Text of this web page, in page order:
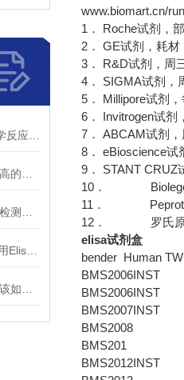
www.biomart.cn/
1． Roche试剂，
2． GE试剂，耗
3． R&D试剂，周
4． SIGMA试剂，
5． Millipore试剂
6． Invitrogen试剂
7． ABCAM试剂
8． eBioscience试
9． STANT CRUZ
10． Biolegend
11． Peprotech
12． 罗氏原料
elisa试剂盒
bender Human
BMS2006INST
BMS2006INST
BMS2007INST
BMS2008
BMS201
BMS2012INST